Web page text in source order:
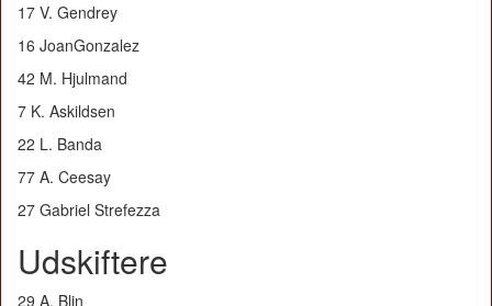
17 V. Gendrey
16 JoanGonzalez
42 M. Hjulmand
7 K. Askildsen
22 L. Banda
77 A. Ceesay
27 Gabriel Strefezza
Udskiftere
29 A. Blin